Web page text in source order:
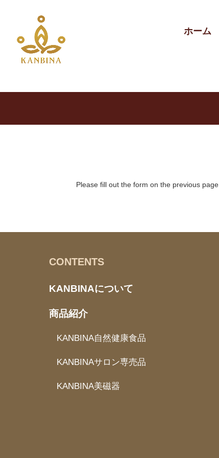
ホーム
Please fill out the form on the previous page.
CONTENTS
KANBINAについて
商品紹介
KANBINA自然健康食品
KANBINAサロン専売品
KANBINA美磁器